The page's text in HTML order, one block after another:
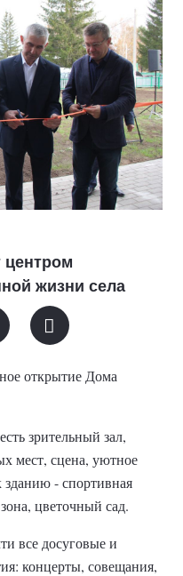
жизни села
открытие Дома
зрительный зал,
мест, сцена, уютное
- спортивная
цветочный сад.
все досуговые и
концерты, совещания,